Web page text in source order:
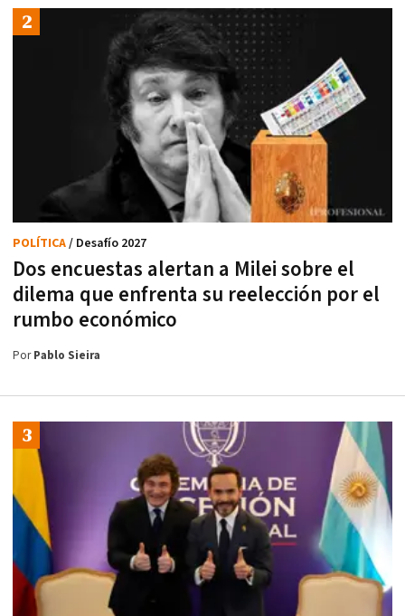
Dos encuestas alertan a Milei sobre el
dilema que enfrenta su reelección por el
rumbo económico
POLÍTICA/ Desafío 2027
PorPablo Sieira